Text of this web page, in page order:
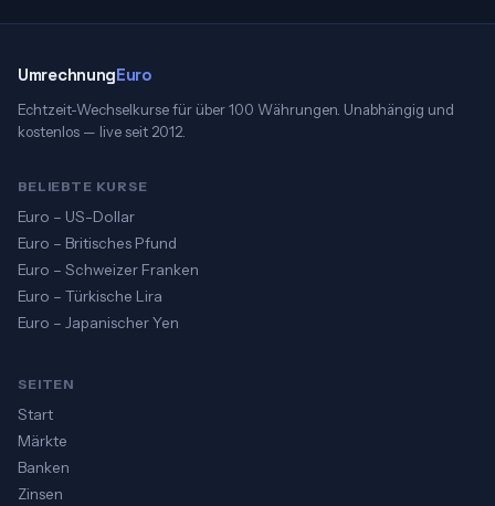
UmrechnungEuro
Echtzeit-Wechselkurse für über 100 Währungen. Unabhängig und
kostenlos — live seit 2012.
BELIEBTE KURSE
Euro – US-Dollar
Euro – Britisches Pfund
Euro – Schweizer Franken
Euro – Türkische Lira
Euro – Japanischer Yen
SEITEN
Start
Märkte
Banken
Zinsen